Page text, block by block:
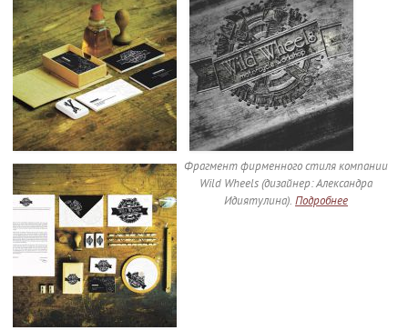
Фрагмент фирменного стиля компании
Wild Wheels (дизайнер: Александра
Идиятулина). Подробнее